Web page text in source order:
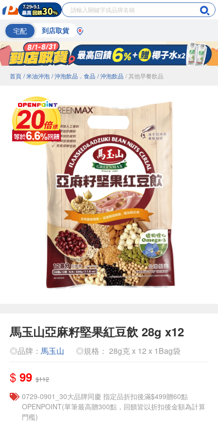
宅配 到店取貨
首頁 / 米油沖泡 / 沖泡飲品．食品 / 沖泡飲品 / 其他早餐飲品
馬玉山亞麻籽堅果紅豆飲 28g x12
◎品牌： 馬玉山 ◎規格： 28g克 x 12 x 1Bag袋
$ 99 $112
0729-0901_30大品牌同慶 指定品折扣後滿$499贈60點
OPENPOINT(單筆最高贈300點，回饋皆以折扣後金額為計算
門檻)